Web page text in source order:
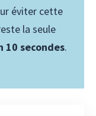
éviter cette
la seule
10 secondes.